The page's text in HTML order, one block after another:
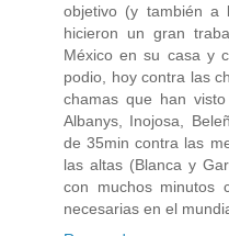
objetivo (y también a
hicieron un gran
México en su casa y
podio, hoy contra las
chamas que han
Albanys, Inojosa,
de 35min contra las
las altas (Blanca y
con muchos minutos
necesarias en el